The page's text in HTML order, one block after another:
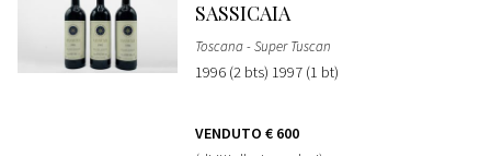
SASSICAIA
Toscana - Super Tuscan
1996 (2 bts) 1997 (1 bt)
VENDUTO € 600